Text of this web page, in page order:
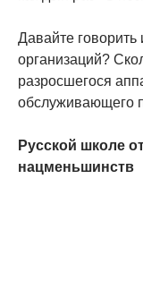
Давайте говорить
организаций?
разросшегося
обслуживающего
Русской школе
нацменьшинств